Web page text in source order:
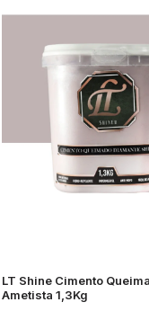
LT Shine Cimento
Ametista 1,3Kg